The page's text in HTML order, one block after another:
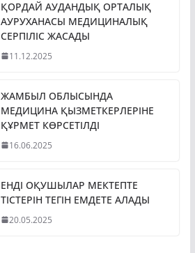
ҚОРДАЙ АУДАНДЫҚ ОРТАЛЫҚ
АУРУХАНАСЫ МЕДИЦИНАЛЫҚ
СЕРПІЛІС ЖАСАДЫ
11.12.2025
ЖАМБЫЛ ОБЛЫСЫНДА
МЕДИЦИНА ҚЫЗМЕТКЕРЛЕРІНЕ
ҚҰРМЕТ КӨРСЕТІЛДІ
16.06.2025
ЕНДІ ОҚУШЫЛАР МЕКТЕПТЕ
ТІСТЕРІН ТЕГІН ЕМДЕТЕ АЛАДЫ
20.05.2025